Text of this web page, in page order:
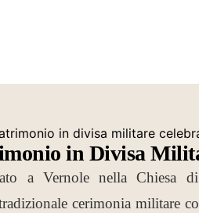
in Divisa
a Vernole nella Chiesa
cerimonia militare